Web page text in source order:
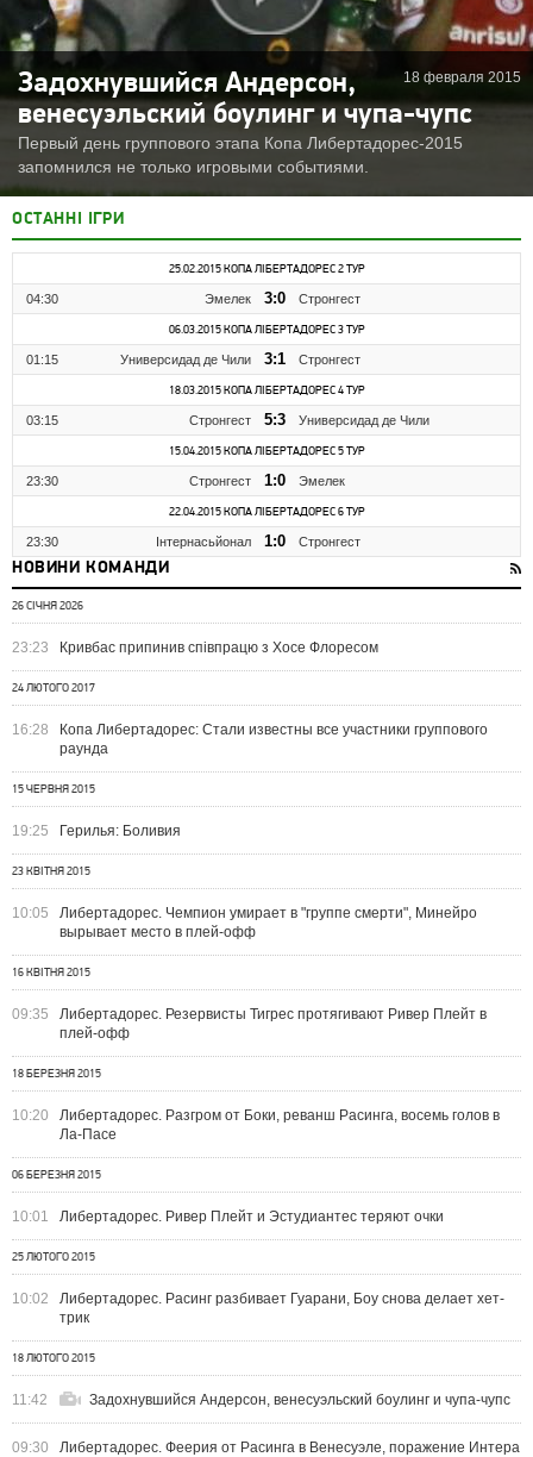
18 февраля 2015
Задохнувшийся Андерсон,
венесуэльский боулинг и чупа-чупс
Первый день группового этапа Копа Либертадорес-2015
запомнился не только игровыми событиями.
ОСТАННІ ІГРИ
25.02.2015 КОПА ЛІБЕРТАДОРЕС 2 ТУР
04:30 Эмелек 3:0 Стронгест
06.03.2015 КОПА ЛІБЕРТАДОРЕС 3 ТУР
01:15 Универсидад де Чили 3:1 Стронгест
18.03.2015 КОПА ЛІБЕРТАДОРЕС 4 ТУР
03:15 Стронгест 5:3 Универсидад де Чили
15.04.2015 КОПА ЛІБЕРТАДОРЕС 5 ТУР
23:30 Стронгест 1:0 Эмелек
22.04.2015 КОПА ЛІБЕРТАДОРЕС 6 ТУР
23:30 Інтернасьйонал 1:0 Стронгест
НОВИНИ КОМАНДИ
26 СІЧНЯ 2026
23:23 Кривбас припинив співпрацю з Хосе Флоресом
24 ЛЮТОГО 2017
16:28
Копа Либертадорес: Стали известны все участники группового
раунда
15 ЧЕРВНЯ 2015
19:25 Герилья: Боливия
23 КВІТНЯ 2015
10:05
Либертадорес. Чемпион умирает в "группе смерти", Минейро
вырывает место в плей-офф
16 КВІТНЯ 2015
09:35
Либертадорес. Резервисты Тигрес протягивают Ривер Плейт в
плей-офф
18 БЕРЕЗНЯ 2015
10:20
Либертадорес. Разгром от Боки, реванш Расинга, восемь голов в
Ла-Пасе
06 БЕРЕЗНЯ 2015
10:01 Либертадорес. Ривер Плейт и Эстудиантес теряют очки
25 ЛЮТОГО 2015
10:02
Либертадорес. Расинг разбивает Гуарани, Боу снова делает хет-
трик
18 ЛЮТОГО 2015
11:42 Задохнувшийся Андерсон, венесуэльский боулинг и чупа-чупс
09:30
Либертадорес. Феерия от Расинга в Венесуэле, поражение Интера